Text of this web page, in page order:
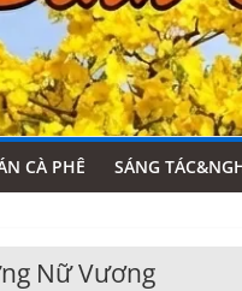
CÀ PHÊ SÁNG
Nữ Vương